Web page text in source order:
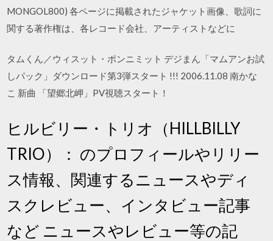
MONGOL800) 各ページに掲載されたジャケット画像、歌詞に
関する著作権は、各レコード会社、アーティストなどに
タムくん／ウィスット・ポンニミット デジまん「マムアンお試
しパック」ダウンロード第3弾スタート !!! 2006.11.08 南かな
こ 新曲 「望郷北岬」PV視聴スタート！
ヒルビリー・トリオ（HILLBILLY
TRIO）： のプロフィールやリリー
ス情報、関連するニュースやディ
スクレビュー、インタビュー記事
など ニュースやレビュー等の記